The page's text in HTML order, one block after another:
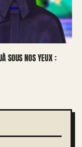
SOUS NOS YEUX :